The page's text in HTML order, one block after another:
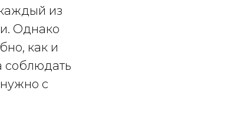
из
Однако
как и
соблюдать
с